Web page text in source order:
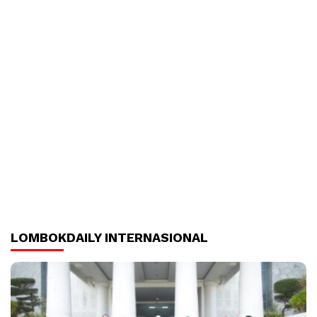
LOMBOKDAILY INTERNASIONAL